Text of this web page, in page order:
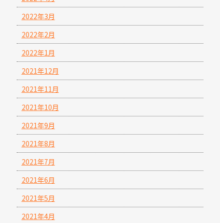
2022年3月
2022年2月
2022年1月
2021年12月
2021年11月
2021年10月
2021年9月
2021年8月
2021年7月
2021年6月
2021年5月
2021年4月